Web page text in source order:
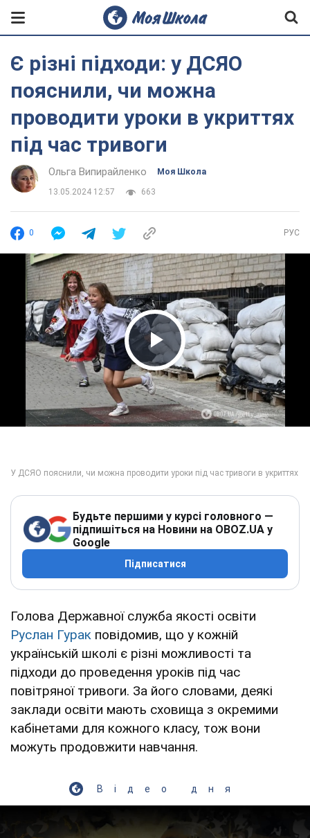
Є різні підходи: у ДСЯО
пояснили, чи можна
проводити уроки в укриттях
під час тривоги
Ольга Випирайленко Моя Школа
13.05.2024 12:57 663
0 РУС
Play Video
Будьте першими у курсі головного —
підпишіться на Новини на OBOZ.UA у
Google
Підписатися
Голова Державної служба якості освіти
Руслан Гурак повідомив, що у кожній
українській школі є різні можливості та
підходи до проведення уроків під час
повітряної тривоги. За його словами, деякі
заклади освіти мають сховища з окремими
кабінетами для кожного класу, тож вони
можуть продовжити навчання.
Відео дня